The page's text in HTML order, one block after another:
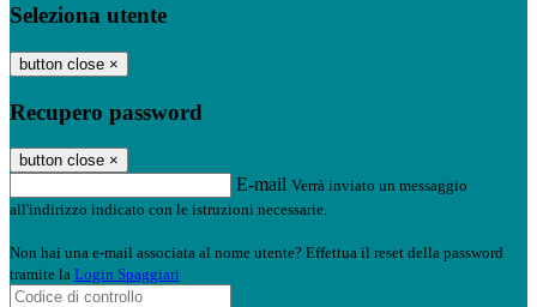
Seleziona utente
button close ×
Recupero password
button close ×
E-mail Verrà inviato un messaggio
all'indirizzo indicato con le istruzioni necessarie.
Non hai una e-mail associata al nome utente? Effettua il reset della password
tramite la Login Spaggiari